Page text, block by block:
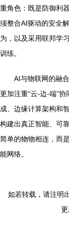
重角色：既是防御利
须整合AI驱动的安全
为，以及采用联邦学
训练。
AI与物联网的融
更加注重“云-边-端”
成、边缘计算架构和
构建出真正智能、可
简单的物物相连，而
能网络。
如若转载，请注明